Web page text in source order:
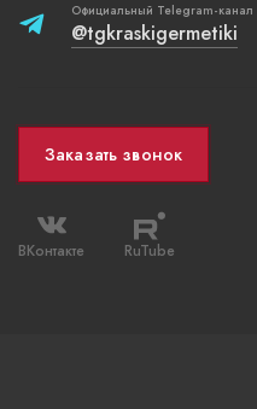
Официальный Telegram-канал
@tgkraskigermetiki
Заказать звонок
ВКонтакте RuTube